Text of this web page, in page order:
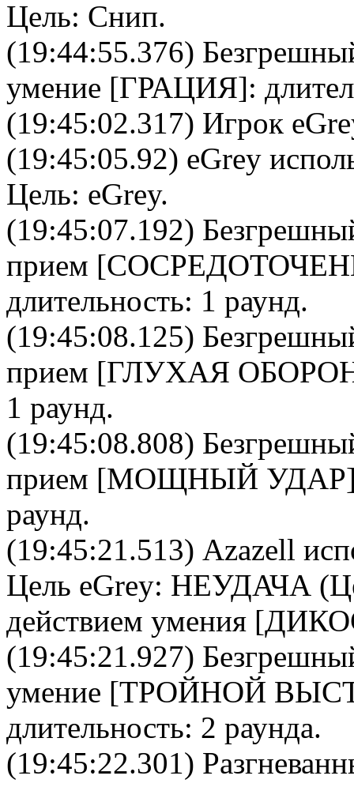
Цель: Снип.
(19:44:55.376)
умение [ГРАЦИЯ]:
(19:45:02.317) Игрок
(19:45:05.92) eGrey
Цель: eGrey.
(19:45:07.192)
прием [
длительность: 1 раунд.
(19:45:08.125)
прием [ГЛУХАЯ
1 раунд.
(19:45:08.808)
прием [МОЩНЫЙ УДАР
раунд.
(19:45:21.513) Azazell
Цель eGrey: НЕУДАЧА
действием умения
(19:45:21.927)
умение [ТРОЙНОЙ
длительность: 2 раунда.
(19:45:22.301)